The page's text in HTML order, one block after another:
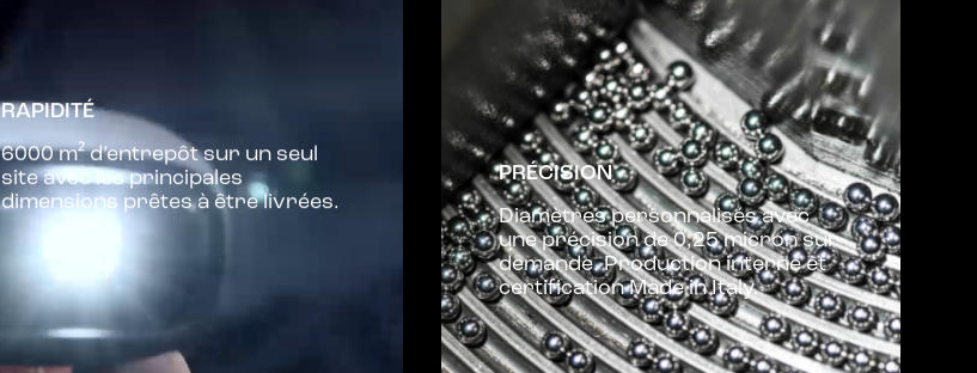
RAPIDITÉ
6000 m² d’entrepôt sur un seul
site avec les principales
dimensions prêtes à être livrées.
PRÉCISION
Diamètres personnalisés avec
une précision de 0,25 micron sur
demande. Production interne et
certification Made in Italy.